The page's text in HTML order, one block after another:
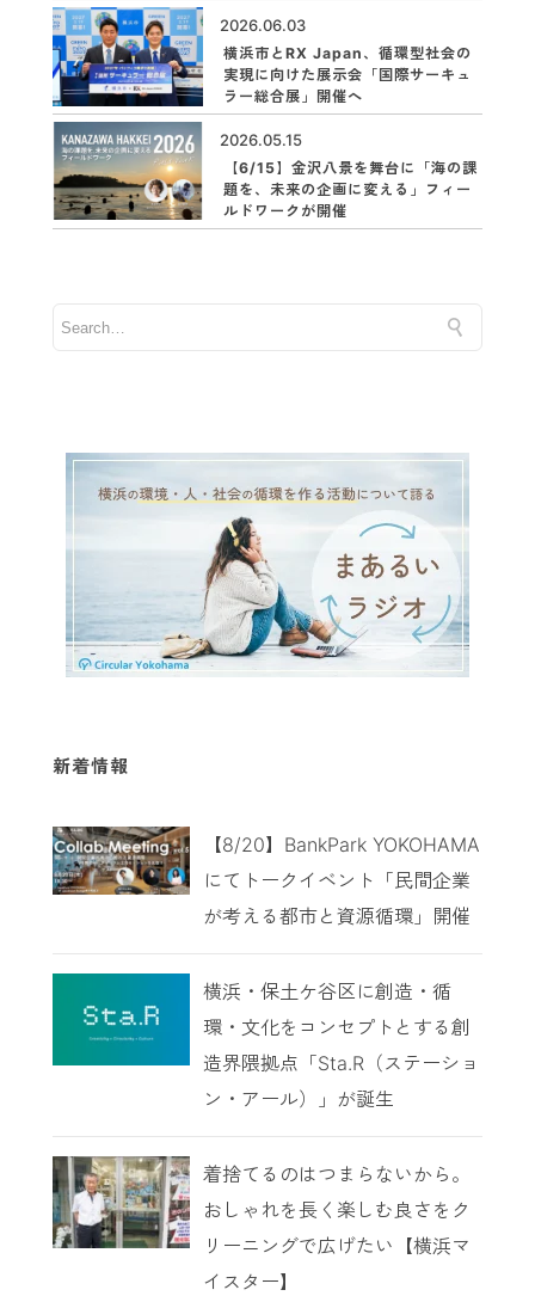
2026.06.03
横浜市とRX Japan、循環型社会の
実現に向けた展示会「国際サーキュ
ラー総合展」開催へ
2026.05.15
【6/15】金沢八景を舞台に「海の課
題を、未来の企画に変える」フィー
ルドワークが開催
新着情報
【8/20】BankPark YOKOHAMA
にてトークイベント「民間企業
が考える都市と資源循環」開催
横浜・保土ケ谷区に創造・循
環・文化をコンセプトとする創
造界隈拠点「Sta.R（ステーショ
ン・アール）」が誕生
着捨てるのはつまらないから。
おしゃれを長く楽しむ良さをク
リーニングで広げたい【横浜マ
イスター】